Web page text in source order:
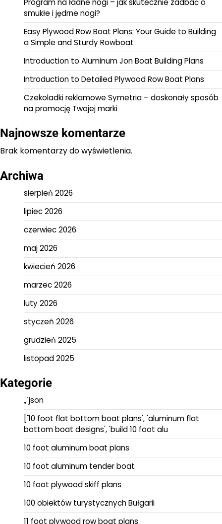
Program na ładne nogi – jak skutecznie zadbać o
smukłe i jędrne nogi?
Easy Plywood Row Boat Plans: Your Guide to Building
a Simple and Sturdy Rowboat
Introduction to Aluminum Jon Boat Building Plans
Introduction to Detailed Plywood Row Boat Plans
Czekoladki reklamowe Symetria – doskonały sposób
na promocję Twojej marki
Najnowsze komentarze
Brak komentarzy do wyświetlenia.
Archiwa
sierpień 2026
lipiec 2026
czerwiec 2026
maj 2026
kwiecień 2026
marzec 2026
luty 2026
styczeń 2026
grudzień 2025
listopad 2025
Kategorie
„`json
['10 foot flat bottom boat plans', 'aluminum flat
bottom boat designs', 'build 10 foot alu
10 foot aluminum boat plans
10 foot aluminum tender boat
10 foot plywood skiff plans
100 obiektów turystycznych Bułgarii
11 foot plywood row boat plans